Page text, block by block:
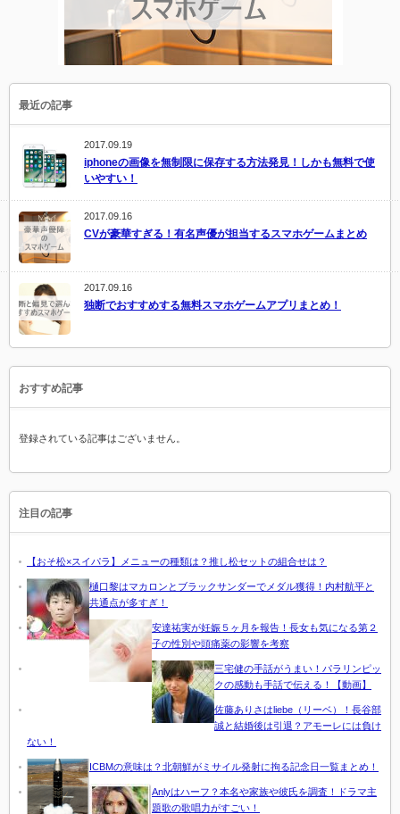
最近の記事
2017.09.19
iphoneの画像を無制限に保存する方法発見！しかも無料で使
いやすい！
2017.09.16
CVが豪華すぎる！有名声優が担当するスマホゲームまとめ
2017.09.16
独断でおすすめする無料スマホゲームアプリまとめ！
おすすめ記事
登録されている記事はございません。
注目の記事
【おそ松×スイパラ】メニューの種類は？推し松セットの組合せは？
樋口黎はマカロンとブラックサンダーでメダル獲得！内村航平と
共通点が多すぎ！
安達祐実が妊娠５ヶ月を報告！長女も気になる第２
子の性別や頭痛薬の影響を考察
三宅健の手話がうまい！パラリンピッ
クの感動も手話で伝える！【動画】
佐藤ありさはliebe（リーベ）！長谷部
誠と結婚後は引退？アモーレには負け
ない！
ICBMの意味は？北朝鮮がミサイル発射に拘る記念日一覧まとめ！
Anlyはハーフ？本名や家族や彼氏を調査！ドラマ主
題歌の歌唱力がすごい！